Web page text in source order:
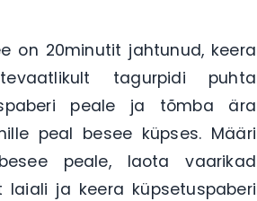
on 20minutit jahtunud, keera
tagurpidi puhta
peale ja tõmba ära
peal besee küpses. Määri
peale, laota vaarikad
laiali ja keera küpsetuspaberi